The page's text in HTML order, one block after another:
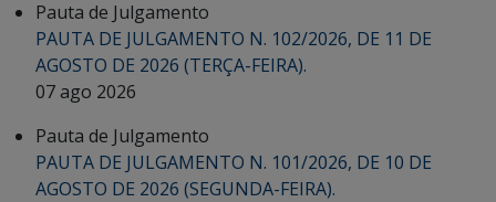
Pauta de Julgamento
PAUTA DE JULGAMENTO N. 102/2026, DE 11 DE
AGOSTO DE 2026 (TERÇA-FEIRA).
07 ago 2026
Pauta de Julgamento
PAUTA DE JULGAMENTO N. 101/2026, DE 10 DE
AGOSTO DE 2026 (SEGUNDA-FEIRA).